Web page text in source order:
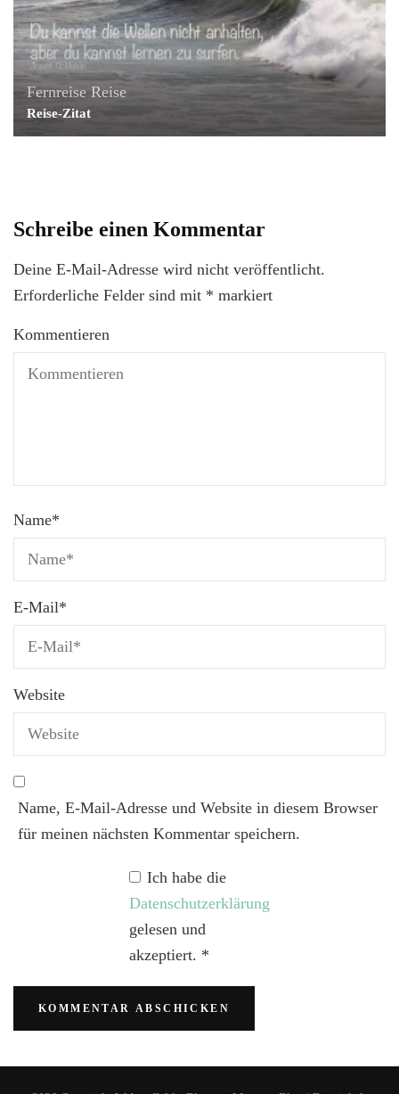
Fernreise Reise
Reise-Zitat
Schreibe einen Kommentar
Deine E-Mail-Adresse wird nicht veröffentlicht.
Erforderliche Felder sind mit * markiert
Kommentieren
Name*
E-Mail*
Website
Name, E-Mail-Adresse und Website in diesem Browser
für meinen nächsten Kommentar speichern.
Ich habe die
Datenschutzerklärung
gelesen und
akzeptiert. *